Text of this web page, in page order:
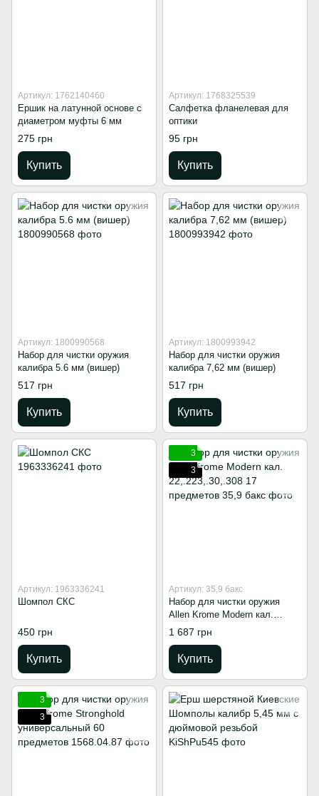
Артикул: 1762140460
Ершик на латунной основе с
диаметром муфты 6 мм
275 грн
Купить
Артикул: 1768325539
Салфетка фланелевая для
оптики
95 грн
Купить
Артикул: 1800990568
Набор для чистки оружия
калибра 5.6 мм (вишер)
517 грн
Купить
Артикул: 1800993942
Набор для чистки оружия
калибра 7,62 мм (вишер)
517 грн
Купить
Артикул: 1963336241
Шомпол СКС
450 грн
Купить
3
3
Артикул: 35,9 бакс
Набор для чистки оружия
Allen Krome Modern кал.
22,.223,.30,.308 17 предметов
1 687 грн
Купить
3
3